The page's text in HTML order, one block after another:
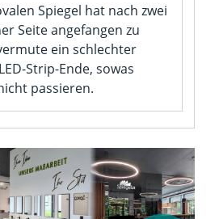
Spiegel hat nach zwei
Seite angefangen zu
ein schlechter
Strip-Ende, sowas
passieren.